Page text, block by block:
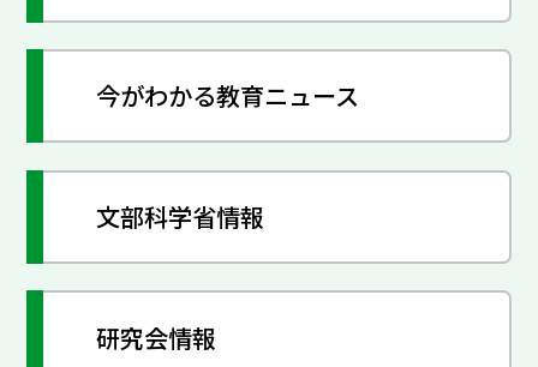
今がわかる教育ニュース
文部科学省情報
研究会情報